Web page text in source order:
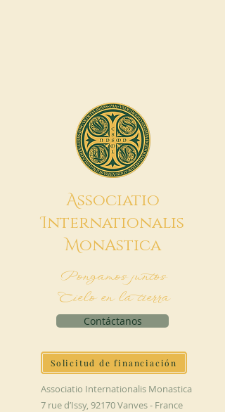
Associatio
Internationalis
MonAstica
Pongamos juntos
Cielo en la tierra
Contáctanos
Solicitud de financiación
Associatio Internationalis Monastica
7 rue d’Issy, 92170 Vanves - France